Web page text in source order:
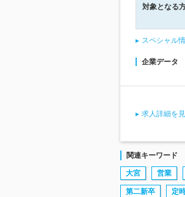
対象となる
スペシャル
企業データ
求人詳細を
関連キーワード
大宮 営業
第二新卒 定